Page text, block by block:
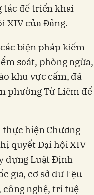
tác để triển khai
XIV của Đảng.
biện pháp kiểm
soát, phòng ngừa,
khu vực cấm, đã
phường Từ Liêm để
thực hiện Chương
quyết Đại hội XIV
dựng Luật Định
gia, cơ sở dữ liệu
công nghệ, trí tuệ